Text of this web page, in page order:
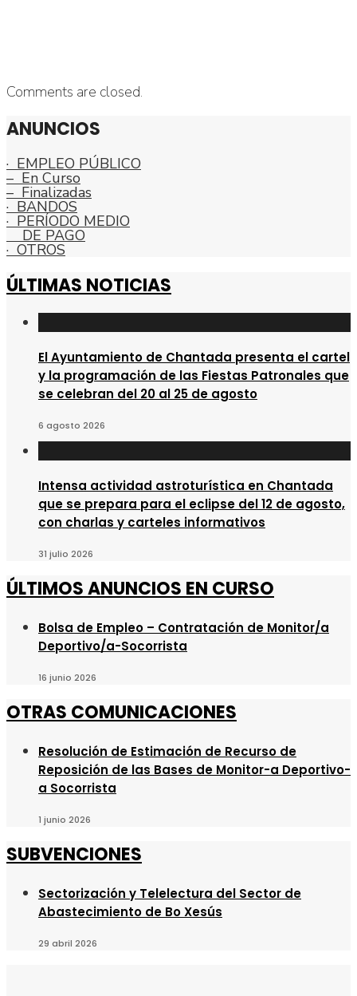
Comments are closed.
ANUNCIOS
· EMPLEO PÚBLICO
– En Curso
– Finalizadas
· BANDOS
· PERÍODO MEDIO
DE PAGO
· OTROS
ÚLTIMAS NOTICIAS
El Ayuntamiento de Chantada presenta el cartel
y la programación de las Fiestas Patronales que
se celebran del 20 al 25 de agosto
6 agosto 2026
Intensa actividad astroturística en Chantada
que se prepara para el eclipse del 12 de agosto,
con charlas y carteles informativos
31 julio 2026
ÚLTIMOS ANUNCIOS EN CURSO
Bolsa de Empleo – Contratación de Monitor/a
Deportivo/a-Socorrista
16 junio 2026
OTRAS COMUNICACIONES
Resolución de Estimación de Recurso de
Reposición de las Bases de Monitor-a Deportivo-
a Socorrista
1 junio 2026
SUBVENCIONES
Sectorización y Telelectura del Sector de
Abastecimiento de Bo Xesús
29 abril 2026